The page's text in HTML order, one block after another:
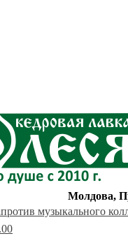
Молдова,
музыкального